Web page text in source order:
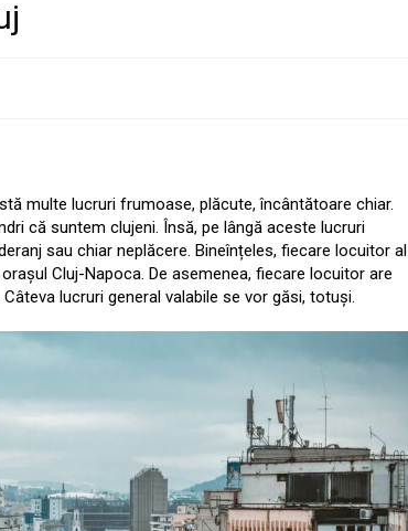
multe lucruri frumoase, plăcute, încântătoare chiar.
că suntem clujeni. Însă, pe lângă aceste lucruri
sau chiar neplăcere. Bineînțeles, fiecare locuitor al
Cluj-Napoca. De asemenea, fiecare locuitor are
lucruri general valabile se vor găsi, totuși.